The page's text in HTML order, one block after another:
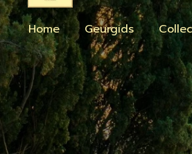
hoofdinhoud
Home Geurgids